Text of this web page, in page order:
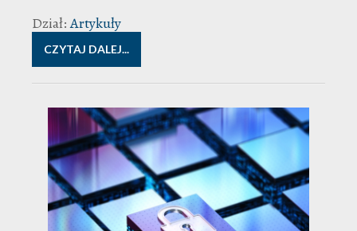
Dział: Artykuły
CZYTAJ DALEJ...